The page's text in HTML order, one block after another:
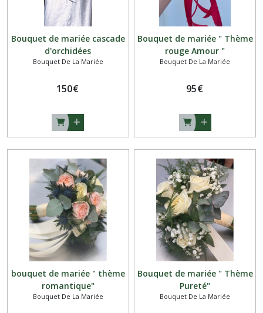
Bouquet de mariée cascade
d'orchidées
Bouquet De La Mariée
150€
Bouquet de mariée " Thème
rouge Amour "
Bouquet De La Mariée
95€
bouquet de mariée " thème
romantique"
Bouquet De La Mariée
Bouquet de mariée " Thème
Pureté"
Bouquet De La Mariée